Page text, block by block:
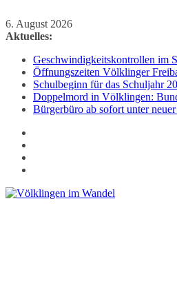
Zum
Inhalt
6. August 2026
Aktuelles:
Geschwindigkeitskontrollen im
Öffnungszeiten Völklinger
Schulbeginn für das Schuljahr
Doppelmord in Völklingen:
Bürgerbüro ab sofort unter